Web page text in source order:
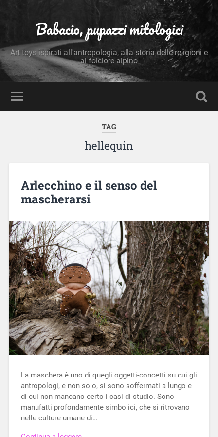
Babacio, pupazzi mitologici
Art toys ispirati all'antropologia, alla storia delle religioni e
al folclore alpino
TAG
hellequin
Arlecchino e il senso del
mascherarsi
La maschera è uno di quegli oggetti-concetti su cui gli
antropologi, e non solo, si sono soffermati a lungo e
di cui non mancano certo i casi di studio. Sono
manufatti profondamente simbolici, che si ritrovano
nelle culture umane di…